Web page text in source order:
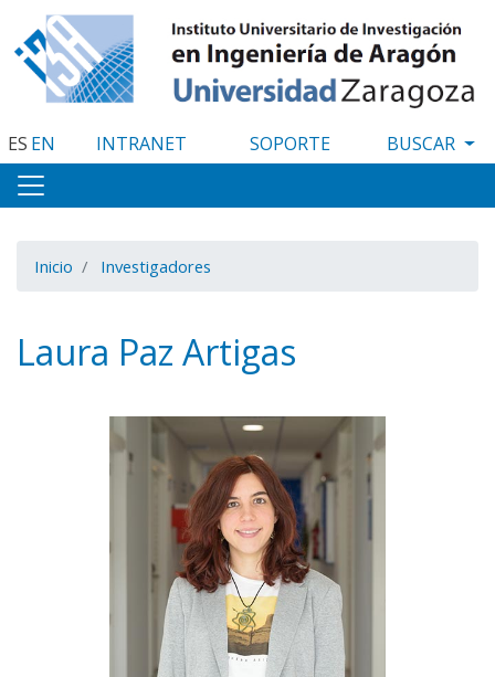
al
contenido
principal
ES EN INTRANET SOPORTE
Inicio Investigadores
Laura Paz Artigas